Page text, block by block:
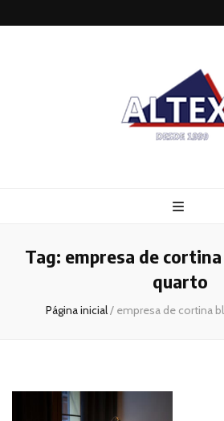
Tag: empresa de
quarto
Página inicial/ empresa de cortina